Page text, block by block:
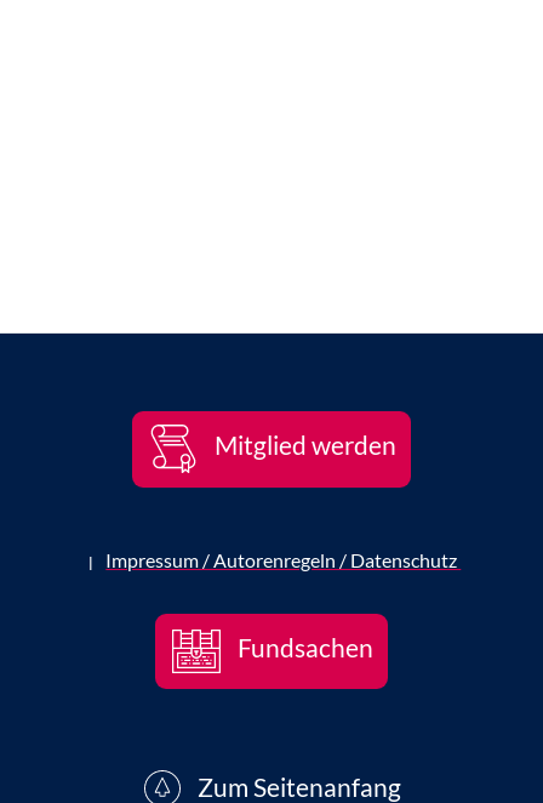
Mitglied werden
| Impressum / Autorenregeln / Datenschutz
Fundsachen
Zum Seitenanfang